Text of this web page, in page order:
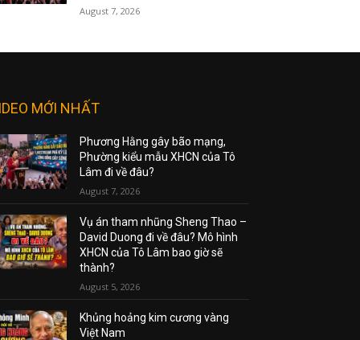
August 7, 2026
MỚI NHẤT
Phương Hằng gây bão mạng,
Phường kiểu mẫu XHCN của Tô
Lâm đi về đâu?
August 7, 2026
Vụ án tham nhũng Sheng Thao –
David Duong đi về đâu? Mô hình
XHCN của Tô Lâm bao giờ sẽ
thành?
August 5, 2026
Khủng hoảng kim cương vàng
Việt Nam